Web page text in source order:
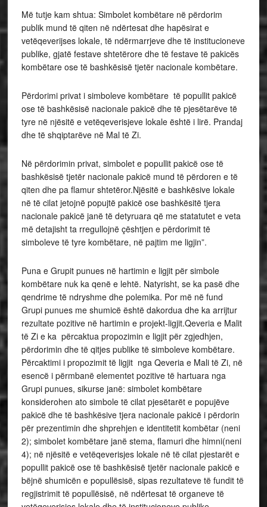
Më tutje kam shtua: Simbolet kombëtare në përdorim
publik mund të qiten në ndërtesat dhe hapësirat e
vetëqeverijses lokale, të ndërmarrjeve dhe të institucioneve
publike, gjatë festave shtetërore dhe të festave të pakicës
kombëtare ose të bashkësisë tjetër nacionale kombëtare.
Përdorimi privat i simboleve kombëtare të popullit pakicë
ose të bashkësisë nacionale pakicë dhe të pjesëtarëve të
tyre në njësitë e vetëqeverisjeve lokale është i lirë. Prandaj
dhe të shqiptarëve në Mal të Zi.
Në përdorimin privat, simbolet e popullit pakicë ose të
bashkësisë tjetër nacionale pakicë mund të përdoren e të
qiten dhe pa flamur shtetëror.Njësitë e bashkësive lokale
në të cilat jetojnë popujtë pakicë ose bashkësitë tjera
nacionale pakicë janë të detyruara që me statatutet e veta
më detajisht ta rregullojnë çështjen e përdorimit të
simboleve të tyre kombëtare, në pajtim me ligjin”.
Puna e Grupit punues në hartimin e ligjit për simbole
kombëtare nuk ka qenë e lehtë. Natyrisht, se ka pasë dhe
qendrime të ndryshme dhe polemika. Por më në fund
Grupi punues me shumicë është dakordua dhe ka arrijtur
rezultate pozitive në hartimin e projekt-ligjit.Qeveria e Malit
të Zi e ka përcaktua propozimin e ligjit për zgjedhjen,
përdorimin dhe të qitjes publike të simboleve kombëtare.
Përcaktimi i propozimit të ligjit nga Qeveria e Mali të Zi, në
esencë i përmbanë elementet pozitive të hartuara nga
Grupi punues, sikurse janë: simbolet kombëtare
konsiderohen ato simbole të cilat pjesëtarët e popujëve
pakicë dhe të bashkësive tjera nacionale pakicë i përdorin
për prezentimin dhe shprehjen e identitetit kombëtar (neni
2); simbolet kombëtare janë stema, flamuri dhe himni(neni
4); në njësitë e vetëqeverisjes lokale në të cilat pjestarët e
popullit pakicë ose të bashkësisë tjetër nacionale pakicë e
bëjnë shumicën e popullësisë, sipas rezultateve të fundit të
regjistrimit të popullësisë, në ndërtesat të organeve të